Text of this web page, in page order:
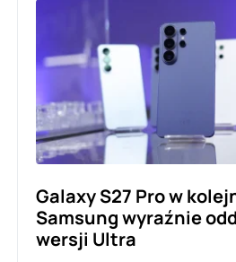
Galaxy S27 Pro w
Samsung wyraźnie
wersji Ultra